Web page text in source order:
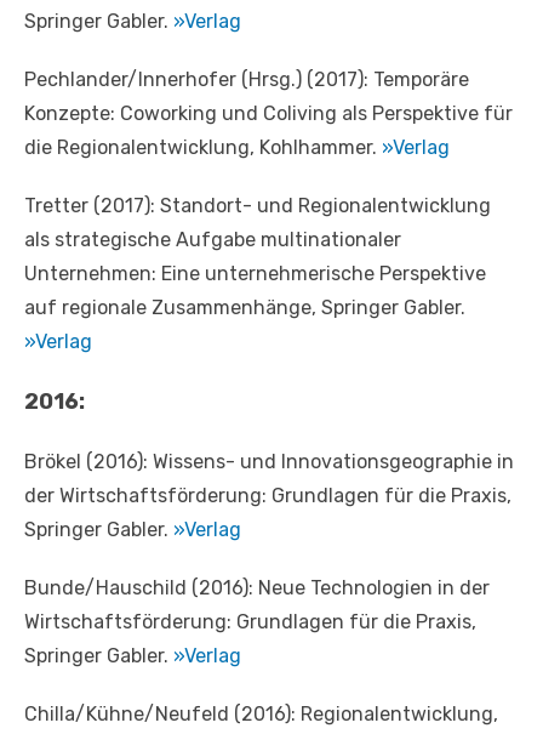
Springer Gabler. »Verlag
Pechlander/Innerhofer (Hrsg.) (2017): Temporäre
Konzepte: Coworking und Coliving als Perspektive für
die Regionalentwicklung, Kohlhammer. »Verlag
Tretter (2017): Standort- und Regionalentwicklung
als strategische Aufgabe multinationaler
Unternehmen: Eine unternehmerische Perspektive
auf regionale Zusammenhänge, Springer Gabler.
»Verlag
2016:
Brökel (2016): Wissens- und Innovationsgeographie in
der Wirtschaftsförderung: Grundlagen für die Praxis,
Springer Gabler. »Verlag
Bunde/Hauschild (2016): Neue Technologien in der
Wirtschaftsförderung: Grundlagen für die Praxis,
Springer Gabler. »Verlag
Chilla/Kühne/Neufeld (2016): Regionalentwicklung,